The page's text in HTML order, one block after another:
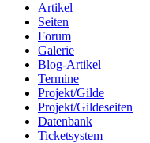
Artikel
Seiten
Forum
Galerie
Blog-Artikel
Termine
Projekt/Gilde
Projekt/Gildeseiten
Datenbank
Ticketsystem